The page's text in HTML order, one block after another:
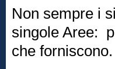
Non sempre i
singole Aree:
che forniscono.